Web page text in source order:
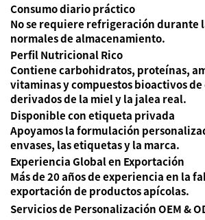
Consumo diario práctico
No se requiere refrigeración durante
normales de almacenamiento.
Perfil Nutricional Rico
Contiene carbohidratos, proteínas,
vitaminas y compuestos bioactivos
derivados de la miel y la jalea real.
Disponible con etiqueta privada
Apoyamos la formulación
envases, las etiquetas y la marca.
Experiencia Global en Exportación
Más de 20 años de experiencia en la
exportación de productos apícolas.
Servicios de Personalización OEM &